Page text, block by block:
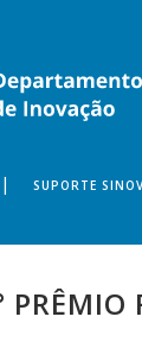
SUPORTE
PRÊMIO